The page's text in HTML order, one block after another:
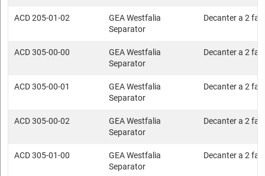
ACD 205-01-02
GEA Westfalia
Separator
Decanter a 2 fasi
ACD 305-00-00
GEA Westfalia
Separator
Decanter a 2 fasi
ACD 305-00-01
GEA Westfalia
Separator
Decanter a 2 fasi
ACD 305-00-02
GEA Westfalia
Separator
Decanter a 2 fasi
ACD 305-01-00
GEA Westfalia
Separator
Decanter a 2 fasi